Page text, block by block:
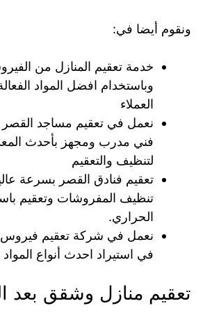
ونقوم أيضا في:
خدمة تعقيم المنازل من
وباستخدام افضل المواد
العملاء
نعمل في تعقيم مساجد القصر
فني مدرب ومجهز بأحدث
لتنظيف والتعقيم
تعقيم فنادق القصر بسرعة
تنظيف المفروشات وتعقيم
الحراري.
نعمل في شركة تعقيم فيروس
في استيراد احدث أنواع المواد
تعقيم منازل وشقق بعد